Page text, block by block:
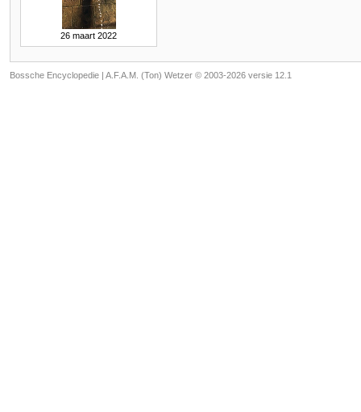
26 maart 2022
Bossche Encyclopedie | A.F.A.M. (Ton) Wetzer © 2003-2026 versie 12.1